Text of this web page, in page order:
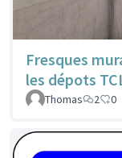
Fresques
les dépots
Thomas
2 0